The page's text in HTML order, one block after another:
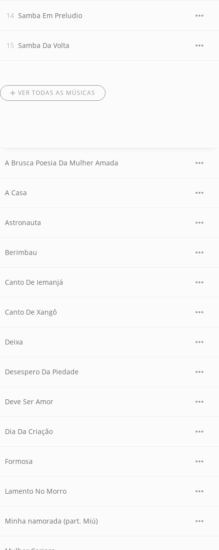
Samba Em Preludio
Samba Da Volta
VER TODAS AS MÚSICAS
A Brusca Poesia Da Mulher Amada
A Casa
Astronauta
Berimbau
Canto De Iemanjá
Canto De Xangô
Deixa
Desespero Da Piedade
Deve Ser Amor
Dia Da Criação
Formosa
Lamento No Morro
Minha namorada (part. Miú)